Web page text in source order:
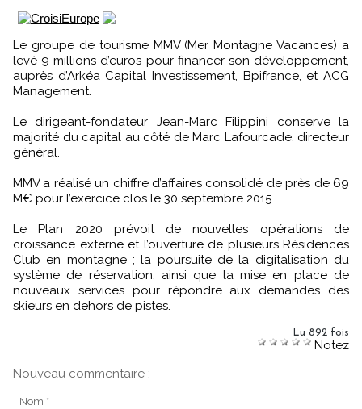
Le groupe de tourisme MMV (Mer Montagne Vacances) a
levé 9 millions d’euros pour financer son développement,
auprès d’Arkéa Capital Investissement, Bpifrance, et ACG
Management.
Le dirigeant-fondateur Jean-Marc Filippini conserve la
majorité du capital au côté de Marc Lafourcade, directeur
général.
MMV a réalisé un chiffre d’affaires consolidé de près de 69
M€ pour l’exercice clos le 30 septembre 2015.
Le Plan 2020 prévoit de nouvelles opérations de
croissance externe et l’ouverture de plusieurs Résidences
Club en montagne ; la poursuite de la digitalisation du
système de réservation, ainsi que la mise en place de
nouveaux services pour répondre aux demandes des
skieurs en dehors de pistes.
Lu 892 fois
Notez
Nouveau commentaire :
Nom * :